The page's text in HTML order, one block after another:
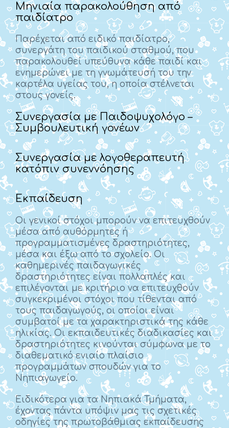
Μηνιαία παρακολούθηση από
παιδίατρο
Παρέχεται από ειδικό παιδίατρο,
συνεργάτη του παιδικού σταθμού, που
παρακολουθεί υπεύθυνα κάθε παιδί και
ενημερώνει με τη γνωμάτευσή του την
καρτέλα υγείας του, η οποία στέλνεται
στους γονείς.
Συνεργασία με Παιδοψυχολόγο –
Συμβουλευτική γονέων
Συνεργασία με λογοθεραπευτή
κατόπιν συνεννόησης
Εκπαίδευση
Οι γενικοί στόχοι μπορούν να επιτευχθούν
μέσα από αυθόρμητες ή
προγραμματισμένες δραστηριότητες,
μέσα και έξω από το σχολείο. Οι
καθημερινές παιδαγωγικές
δραστηριότητες είναι πολλαπλές και
επιλέγονται με κριτήριο να επιτευχθούν
συγκεκριμένοι στόχοι που τίθενται από
τους παιδαγωγούς, οι οποίοι είναι
συμβατοί με τα χαρακτηριστικά της κάθε
ηλικίας. Οι εκπαιδευτικές διαδικασίες και
δραστηριότητες κινούνται σύμφωνα με το
διαθεματικό ενιαίο πλαίσιο
προγραμμάτων σπουδών για το
Νηπιαγωγείο.
Ειδικότερα για τα Νηπιακά Τμήματα,
έχοντας πάντα υπόψιν μας τις σχετικές
οδηγίες της πρωτοβάθμιας εκπαίδευσης